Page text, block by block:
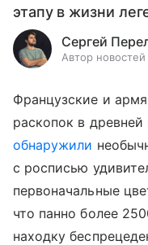
этапу в жизни
Сергей
Автор новостей
Французские и
раскопок в
обнаружили
с росписью
первоначальные
что панно более
находку